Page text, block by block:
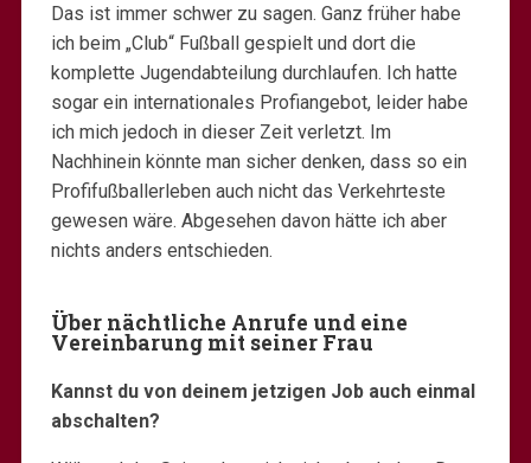
Das ist immer schwer zu sagen. Ganz früher habe
ich beim „Club“ Fußball gespielt und dort die
komplette Jugendabteilung durchlaufen. Ich hatte
sogar ein internationales Profiangebot, leider habe
ich mich jedoch in dieser Zeit verletzt. Im
Nachhinein könnte man sicher denken, dass so ein
Profifußballerleben auch nicht das Verkehrteste
gewesen wäre. Abgesehen davon hätte ich aber
nichts anders entschieden.
Über nächtliche Anrufe und eine
Vereinbarung mit seiner Frau
Kannst du von deinem jetzigen Job auch einmal
abschalten?